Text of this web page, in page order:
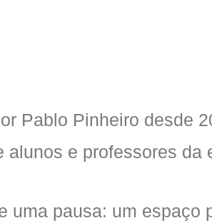
Pablo Pinheiro desde
e professores da
pausa: um espaço